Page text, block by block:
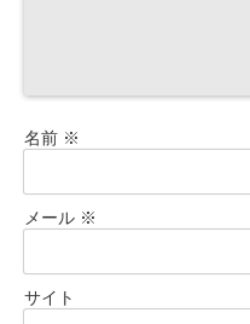
名前 ※
メール ※
サイト